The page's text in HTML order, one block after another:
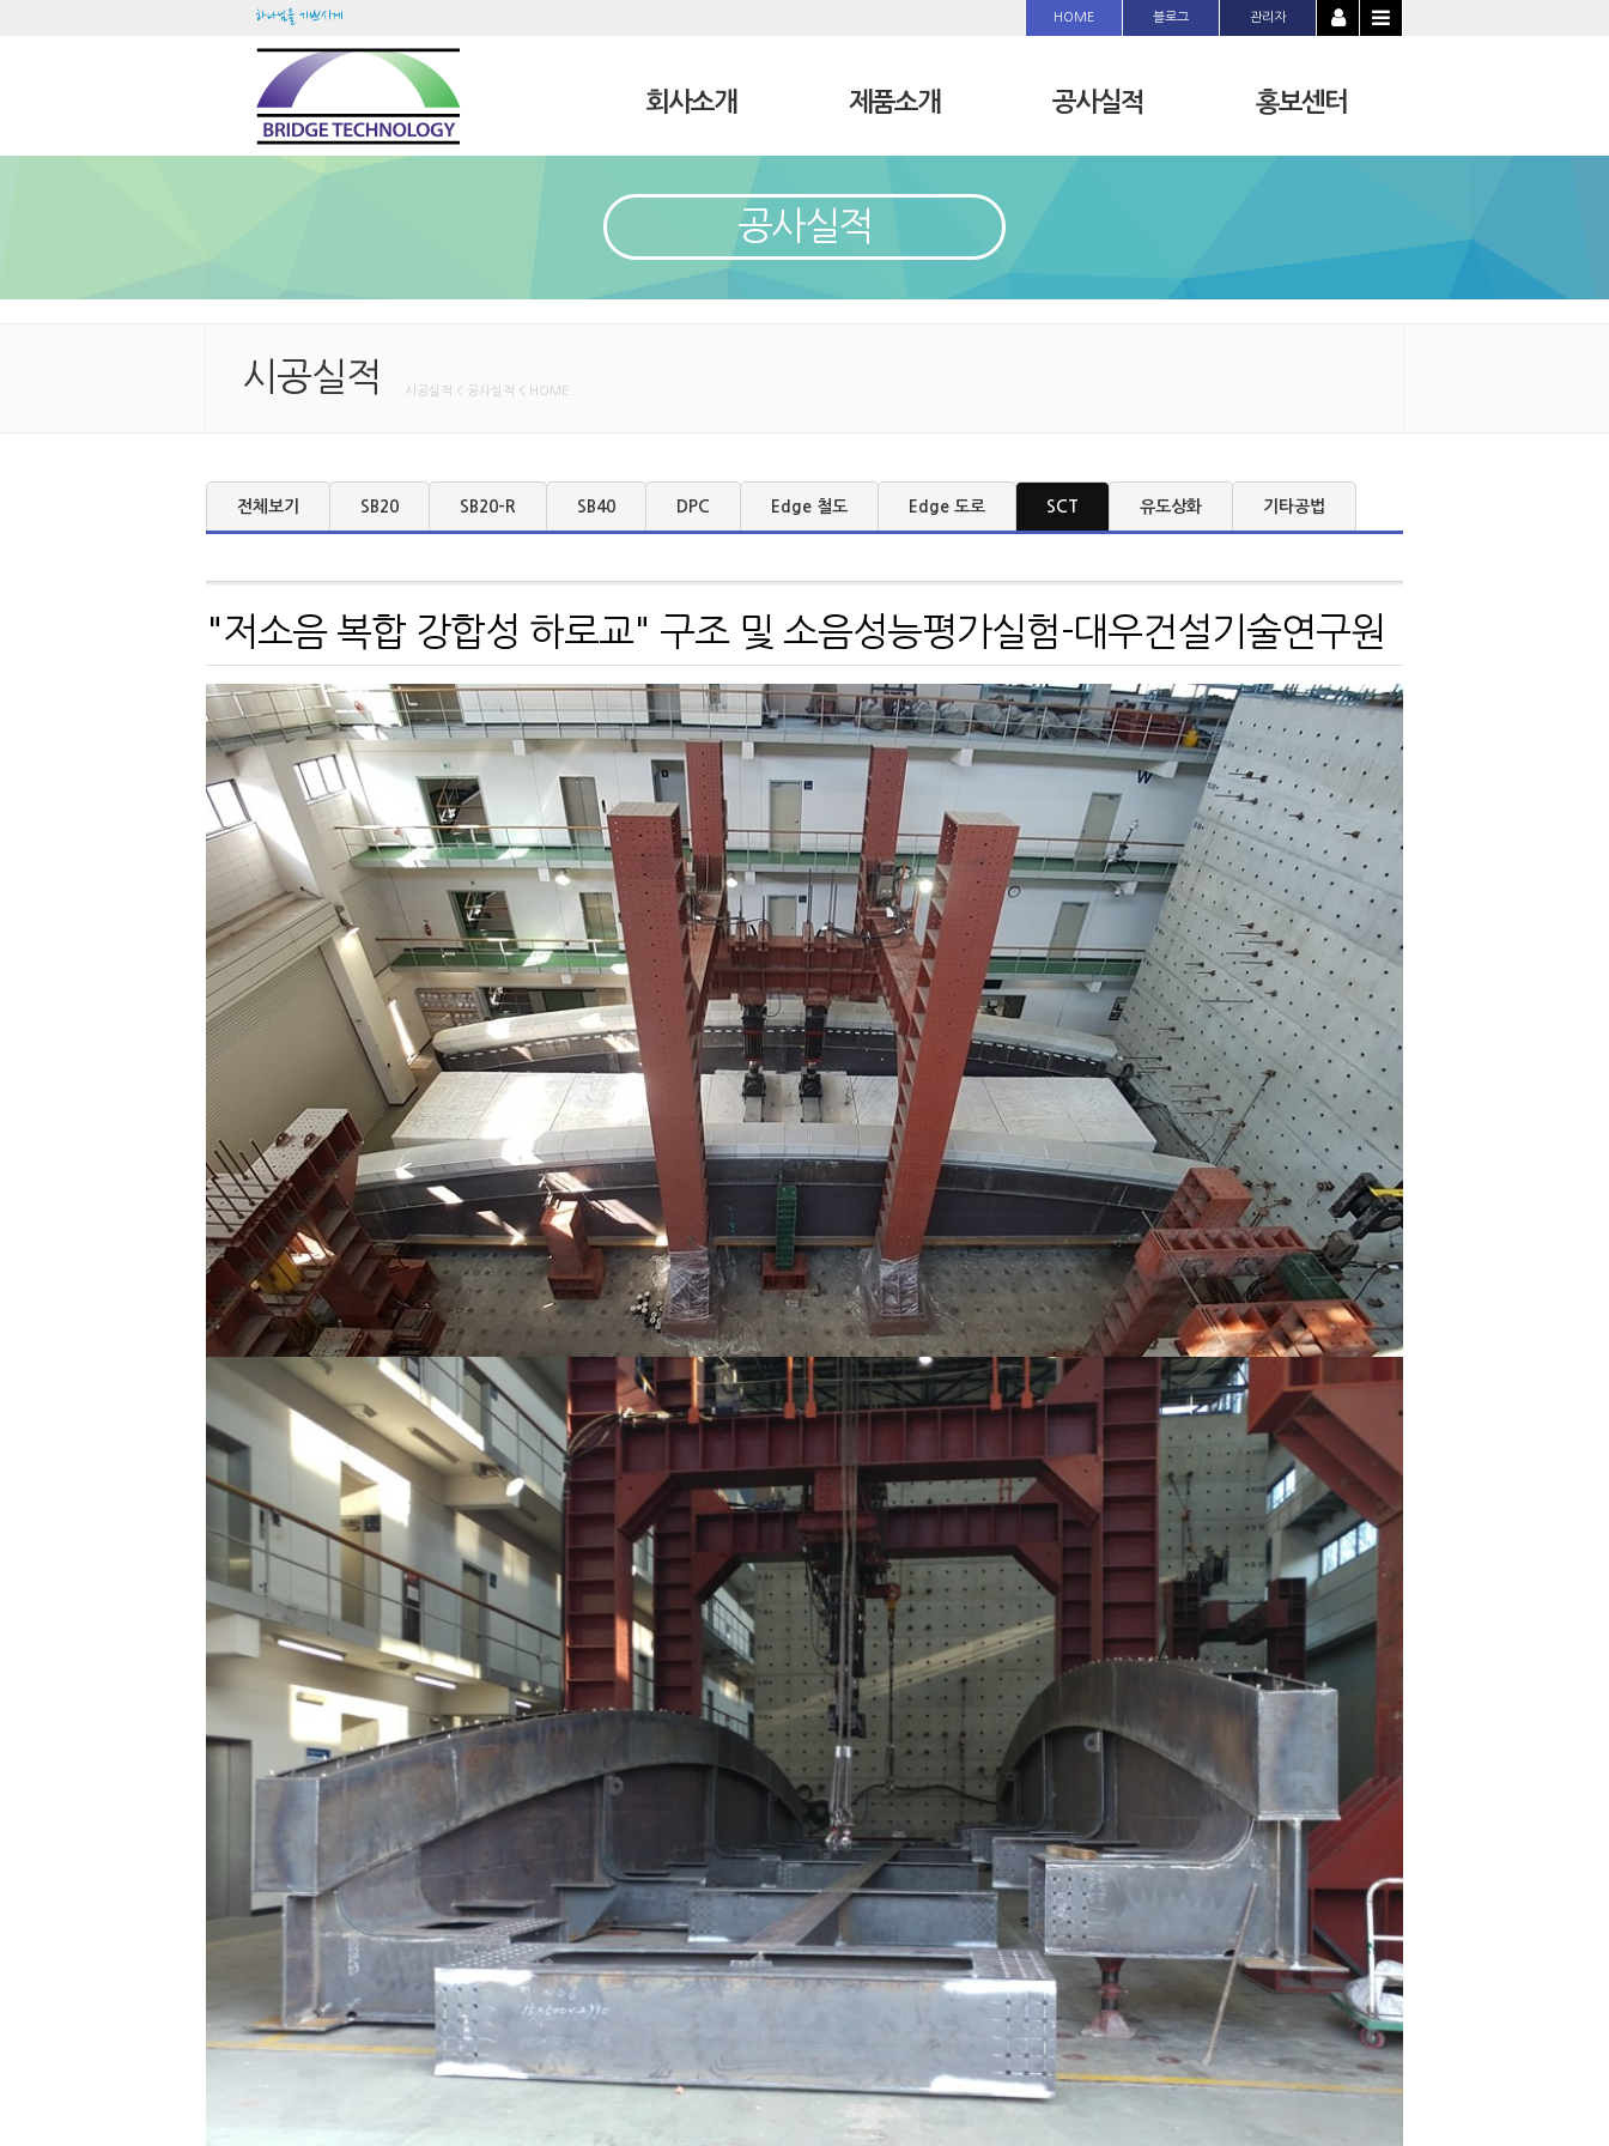
하나님을 기쁘시게 HOME 블로그 관리자
회사소개 제품소개 공사실적 홍보센터
공사실적
시공실적 시공실적 < 공사실적 < HOME
전체보기 SB20 SB20-R SB40 DPC Edge 철도 Edge 도로 SCT 유도상화 기타공법
"저소음 복합 강합성 하로교" 구조 및 소음성능평가실험-대우건설기술연구원